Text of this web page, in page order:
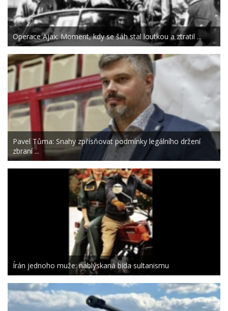
Operace Ajax: Moment, kdy se šáh stal loutkou a ztratil ...
Pavel Tůma: Snahy zpřísňovat podmínky legálního držení
zbraní ...
Írán jednoho muže: nablýskaná bída sultanismu